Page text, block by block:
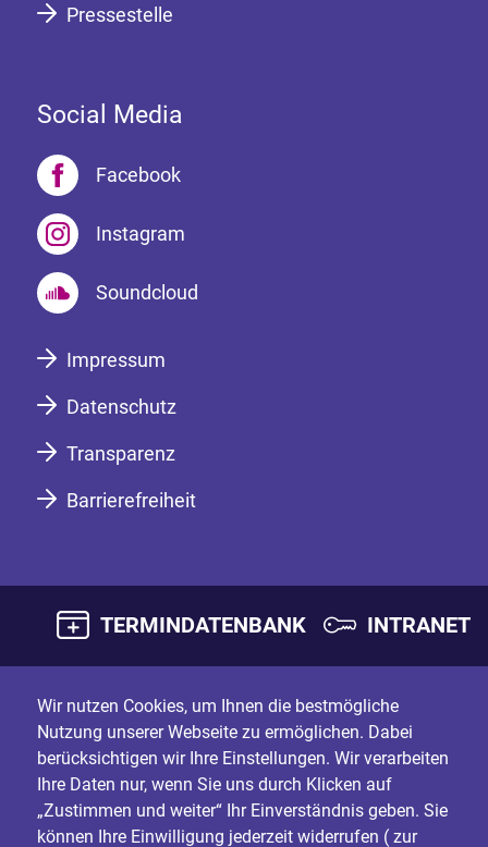
Pressestelle
Social Media
Facebook
Instagram
Soundcloud
Impressum
Datenschutz
Transparenz
Barrierefreiheit
TERMINDATENBANK INTRANET
Wir nutzen Cookies, um Ihnen die bestmögliche
Nutzung unserer Webseite zu ermöglichen. Dabei
berücksichtigen wir Ihre Einstellungen. Wir verarbeiten
Ihre Daten nur, wenn Sie uns durch Klicken auf
„Zustimmen und weiter“ Ihr Einverständnis geben. Sie
können Ihre Einwilligung jederzeit widerrufen ( zur